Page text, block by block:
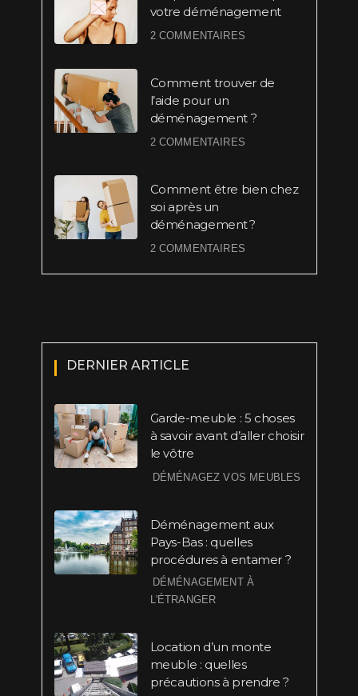
votre déménagement
2 COMMENTAIRES
Comment trouver de
l’aide pour un
déménagement ?
2 COMMENTAIRES
Comment être bien chez
soi après un
déménagement ?
2 COMMENTAIRES
DERNIER ARTICLE
Garde-meuble : 5 choses
à savoir avant d’aller choisir
le vôtre
DÉMÉNAGEZ VOS MEUBLES
Déménagement aux
Pays-Bas : quelles
procédures à entamer ?
DÉMÉNAGEMENT À
L'ÉTRANGER
Location d’un monte
meuble : quelles
précautions à prendre ?